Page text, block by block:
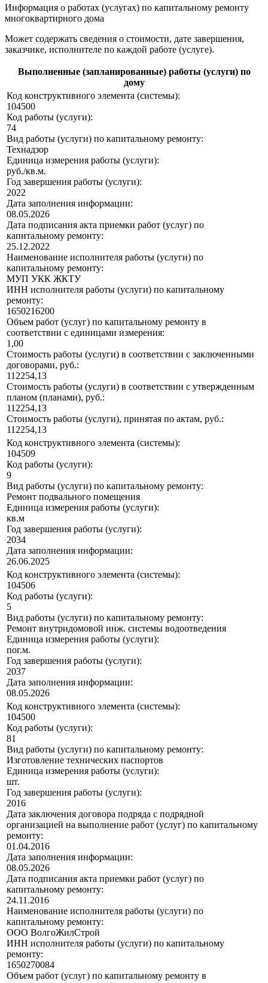
Информация о работах (услугах) по капитальному ремонту
многоквартирного дома
Может содержать сведения о стоимости, дате завершения,
заказчике, исполнителе по каждой работе (услуге).
Выполненные (запланированные) работы (услуги) по
дому
Код конструктивного элемента (системы):
104500
Код работы (услуги):
74
Вид работы (услуги) по капитальному ремонту:
Технадзор
Единица измерения работы (услуги):
руб./кв.м.
Год завершения работы (услуги):
2022
Дата заполнения информации:
08.05.2026
Дата подписания акта приемки работ (услуг) по
капитальному ремонту:
25.12.2022
Наименование исполнителя работы (услуги) по
капитальному ремонту:
МУП УКК ЖКТУ
ИНН исполнителя работы (услуги) по капитальному
ремонту:
1650216200
Объем работ (услуг) по капитальному ремонту в
соответствии с единицами измерения:
1,00
Стоимость работы (услуги) в соответствии с заключенными
договорами, руб.:
112254,13
Стоимость работы (услуги) в соответствии с утвержденным
планом (планами), руб.:
112254,13
Стоимость работы (услуги), принятая по актам, руб.:
112254,13
Код конструктивного элемента (системы):
104509
Код работы (услуги):
9
Вид работы (услуги) по капитальному ремонту:
Ремонт подвального помещения
Единица измерения работы (услуги):
кв.м
Год завершения работы (услуги):
2034
Дата заполнения информации:
26.06.2025
Код конструктивного элемента (системы):
104506
Код работы (услуги):
5
Вид работы (услуги) по капитальному ремонту:
Ремонт внутридомовой инж. системы водоотведения
Единица измерения работы (услуги):
пог.м.
Год завершения работы (услуги):
2037
Дата заполнения информации:
08.05.2026
Код конструктивного элемента (системы):
104500
Код работы (услуги):
81
Вид работы (услуги) по капитальному ремонту:
Изготовление технических паспортов
Единица измерения работы (услуги):
шт.
Год завершения работы (услуги):
2016
Дата заключения договора подряда с подрядной
организацией на выполнение работ (услуг) по капитальному
ремонту:
01.04.2016
Дата заполнения информации:
08.05.2026
Дата подписания акта приемки работ (услуг) по
капитальному ремонту:
24.11.2016
Наименование исполнителя работы (услуги) по
капитальному ремонту:
ООО ВолгоЖилСтрой
ИНН исполнителя работы (услуги) по капитальному
ремонту:
1650270084
Объем работ (услуг) по капитальному ремонту в